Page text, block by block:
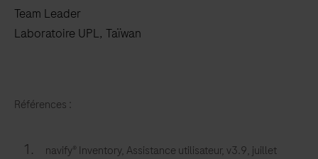
Team Leader
Laboratoire UPL, Taïwan
Références :
navify® Inventory, Assistance utilisateur, v3.9, juillet